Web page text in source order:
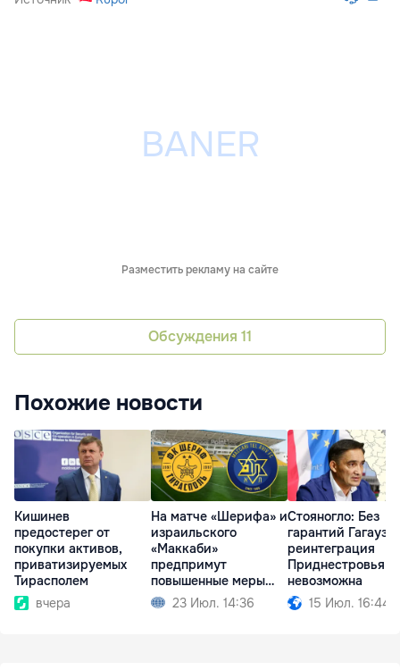
Разместить рекламу на сайте
Обсуждения 11
Похожие новости
Кишинев
предостерег от
покупки активов,
приватизируемых
Тирасполем
вчера
На матче «Шерифа» и
израильского
«Маккаби»
предпримут
повышенные меры
безопасности
23 Июл. 14:36
Стояногло: Без
гарантий
реинтеграция
Приднестровья
невозможна
15 Июл. 16:44